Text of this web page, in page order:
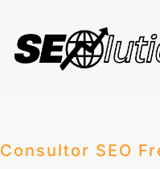
Consultor SEO